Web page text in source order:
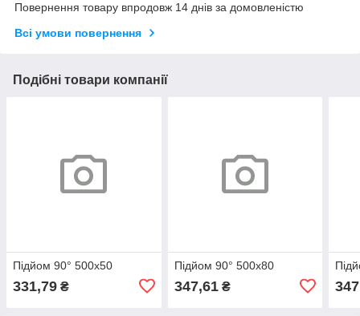
Повернення товару впродовж 14 днів за домовленістю
Всі умови повернення
Подібні товари компанії
Підйом 90° 500х50
331,79 ₴
Підйом 90° 500х80
347,61₴